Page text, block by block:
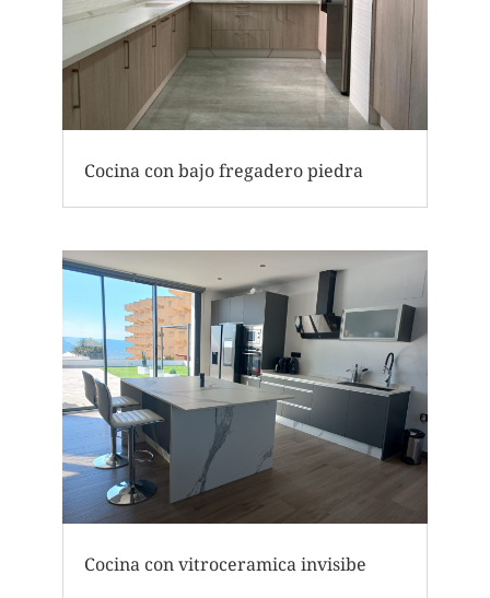
Cocina con bajo fregadero piedra
Cocina con vitroceramica invisibe